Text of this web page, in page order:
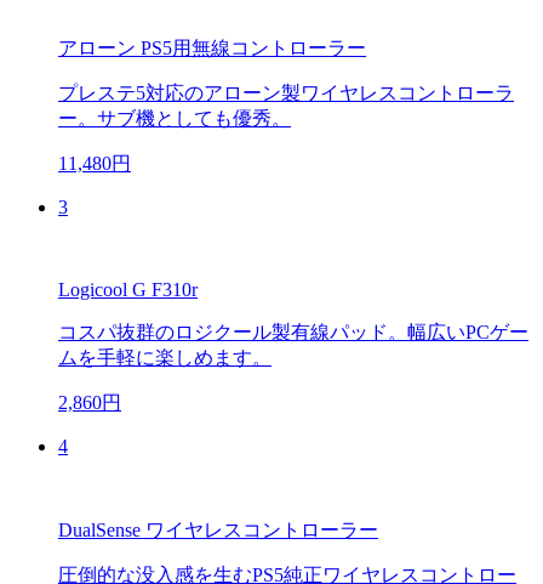
アローン PS5用無線コントローラー
プレステ5対応のアローン製ワイヤレスコントローラ
ー。サブ機としても優秀。
11,480円
3
Logicool G F310r
コスパ抜群のロジクール製有線パッド。幅広いPCゲー
ムを手軽に楽しめます。
2,860円
4
DualSense ワイヤレスコントローラー
圧倒的な没入感を生むPS5純正ワイヤレスコントロー